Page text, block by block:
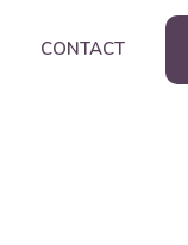
CONTACT